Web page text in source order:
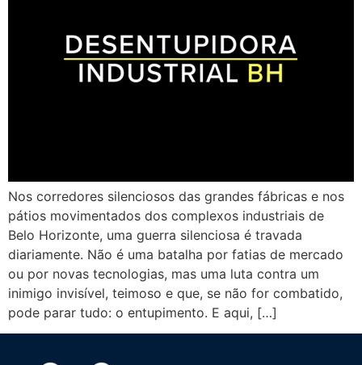
Nos corredores silenciosos das grandes fábricas e nos
pátios movimentados dos complexos industriais de
Belo Horizonte, uma guerra silenciosa é travada
diariamente. Não é uma batalha por fatias de mercado
ou por novas tecnologias, mas uma luta contra um
inimigo invisível, teimoso e que, se não for combatido,
pode parar tudo: o entupimento. E aqui, […]